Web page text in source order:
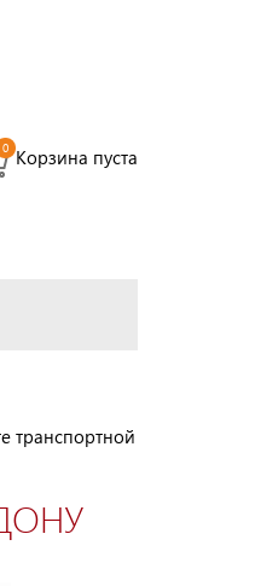
0 Корзина пуста
транспортной